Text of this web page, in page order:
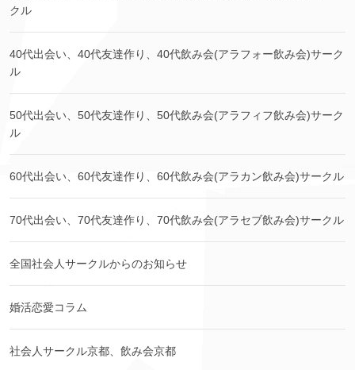
クル
40代出会い、40代友達作り、40代飲み会(アラフォー飲み会)サーク
ル
50代出会い、50代友達作り、50代飲み会(アラフィフ飲み会)サーク
ル
60代出会い、60代友達作り、60代飲み会(アラカン飲み会)サークル
70代出会い、70代友達作り、70代飲み会(アラセブ飲み会)サークル
全国社会人サークルからのお知らせ
婚活恋愛コラム
社会人サークル京都、飲み会京都